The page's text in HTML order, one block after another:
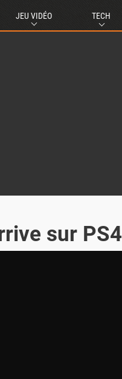
JEU VIDÉO TECH
sur